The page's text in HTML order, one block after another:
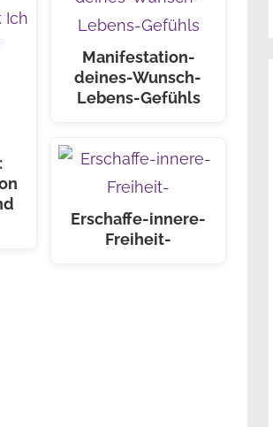
Manifestation-
deines-Wunsch-
Lebens-Gefühls
Erschaffe-innere-
Freiheit-